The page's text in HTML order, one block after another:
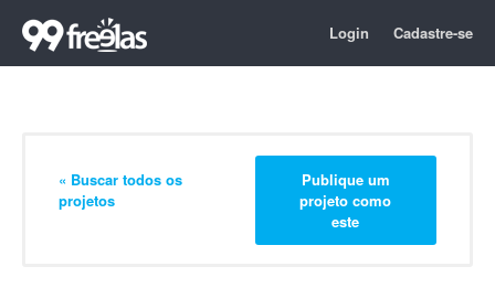
Login Cadastre-se
« Buscar todos os
projetos
Publique um
projeto como
este